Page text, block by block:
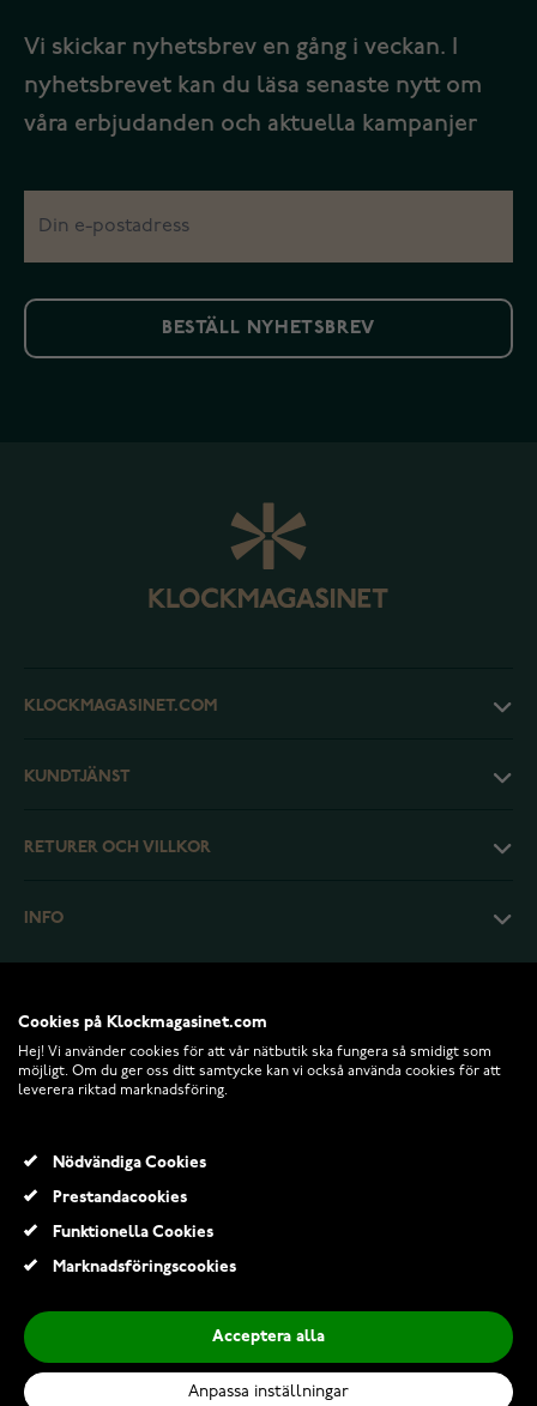
Vi skickar nyhetsbrev en gång i veckan. I
nyhetsbrevet kan du läsa senaste nytt om
våra erbjudanden och aktuella kampanjer
BESTÄLL NYHETSBREV
KLOCKMAGASINET.COM
KUNDTJÄNST
RETURER OCH VILLKOR
INFO
Cookies på Klockmagasinet.com
Hej! Vi använder cookies för att vår nätbutik ska fungera så smidigt som
möjligt. Om du ger oss ditt samtycke kan vi också använda cookies för att
leverera riktad marknadsföring.
Nödvändiga Cookies
Prestandacookies
Funktionella Cookies
Marknadsföringscookies
Acceptera alla
Anpassa inställningar